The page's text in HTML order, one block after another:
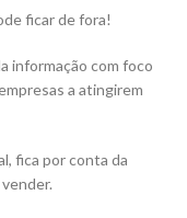
ficar de fora!
informação com foco
a atingirem
fica por conta da